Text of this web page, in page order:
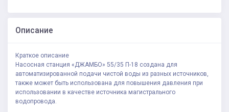
Описание
Краткое описание
Насосная станция «ДЖАМБО» 55/35 П-18 создана для
автоматизированной подачи чистой воды из разных источников,
также может быть использована для повышения давления при
использовании в качестве источника магистрального
водопровода.